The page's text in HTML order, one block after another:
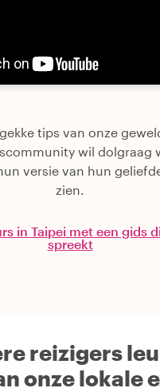
tips van onze
wil dolgraag
versie van hun
zien.
in Taipei met een gids
spreekt
reizigers
onze lokale